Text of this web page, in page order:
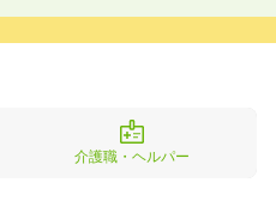
介護職・ヘルパー